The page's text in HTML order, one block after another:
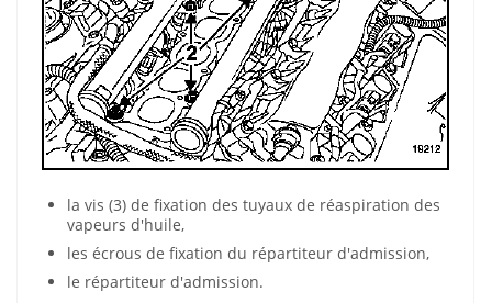
la vis (3) de fixation des tuyaux de réaspiration des
vapeurs d'huile,
les écrous de fixation du répartiteur d'admission,
le répartiteur d'admission.